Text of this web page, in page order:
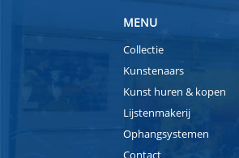
MENU
Collectie
Kunstenaars
Kunst huren & kopen
Lijstenmakerij
Ophangsystemen
Contact